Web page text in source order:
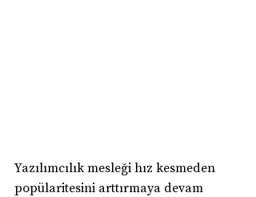
Yazılımcılık mesleği hız kesmeden
popülaritesini arttırmaya devam